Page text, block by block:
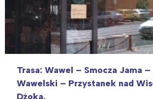
Trasa: Wawel – Smocza Jama
Wawelski – Przystanek nad
Dżoka.